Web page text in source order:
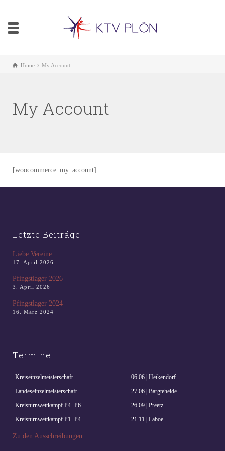
Home My Account
My Account
[woocommerce_my_account]
Letzte Beiträge
Liebe Vereine
17. April 2026
Pfingstlager 2026
3. April 2026
Pfingstlager 2024
16. März 2024
Termine
Kreiseinzelmeisterschaft
06.06 | Heikendorf
Landeseinzelmeisterschaft
27.06 | Bargteheide
Kreisturnwettkampf P4- P6
26.09 | Preetz
Kreisturnwettkampf P1- P4
21.11 | Laboe
Zu den Ausschreibungen